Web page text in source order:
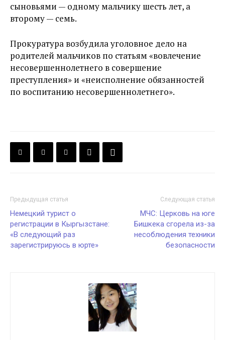
сыновьями — одному мальчику шесть лет, а
второму — семь.
Прокуратура возбудила уголовное дело на
родителей мальчиков по статьям «вовлечение
несовершеннолетнего в совершение
преступления» и «неисполнение обязанностей
по воспитанию несовершеннолетнего».
Предыдущая статья
Немецкий турист о
регистрации в Кыргызстане:
«В следующий раз
зарегистрируюсь в юрте»
Следующая статья
МЧС: Церковь на юге
Бишкека сгорела из-за
несоблюдения техники
безопасности